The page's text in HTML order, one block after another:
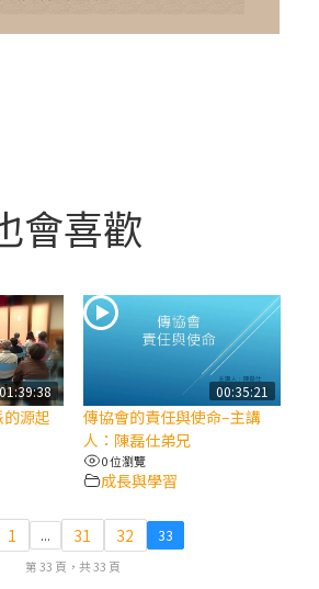
敏正主教帶你做「四旬期避靜」—【逾
正主教帶你做「四旬期避靜」—【逾
慧】：七項齋戒的意義與益處
仰之旅】第九集：「如果你的痛苦比快
」—歐義明神父 / 應芝莉老師
正主教帶你做「四旬期避靜」—【逾
慧】：聖方濟的靈修，「不占為己
會喜歡
01:39:38
源起
00:35:21
傳協會的責任與使命–主講
人：陳磊仕弟兄
0 位瀏覽
成長與學習
1 ... 31 32 33
第 33 頁，共 33 頁